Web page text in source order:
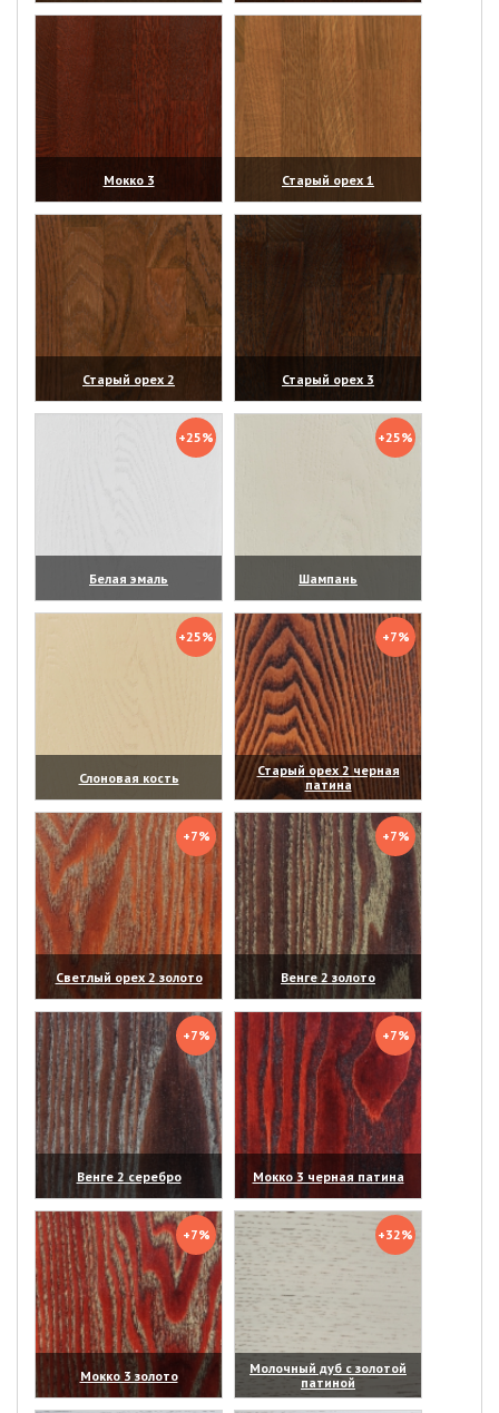
(увеличить) (увеличить)
Мокко 3
(увеличить)
Старый орех 1
(увеличить)
Старый орех 2
(увеличить)
Старый орех 3
(увеличить)
+25%
Белая эмаль
(увеличить)
+25%
Шампань
(увеличить)
+25%
Слоновая кость
(увеличить)
+7%
Старый орех 2 черная
патина
(увеличить)
+7%
Светлый орех 2 золото
(увеличить)
+7%
Венге 2 золото
(увеличить)
+7%
Венге 2 серебро
(увеличить)
+7%
Мокко 3 черная патина
(увеличить)
+7%
Мокко 3 золото
(увеличить)
+32%
Молочный дуб с золотой
патиной
(увеличить)